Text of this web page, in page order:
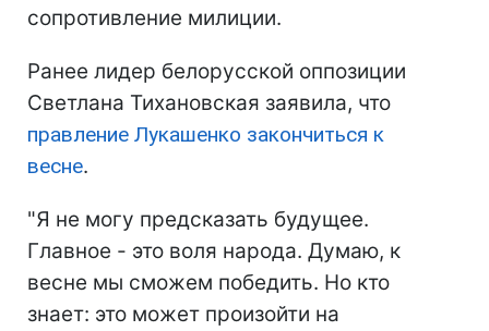
сопротивление милиции.
Ранее лидер белорусской оппозиции
Светлана Тихановская заявила, что
правление Лукашенко закончиться к
весне.
"Я не могу предсказать будущее.
Главное - это воля народа. Думаю, к
весне мы сможем победить. Но кто
знает: это может произойти на